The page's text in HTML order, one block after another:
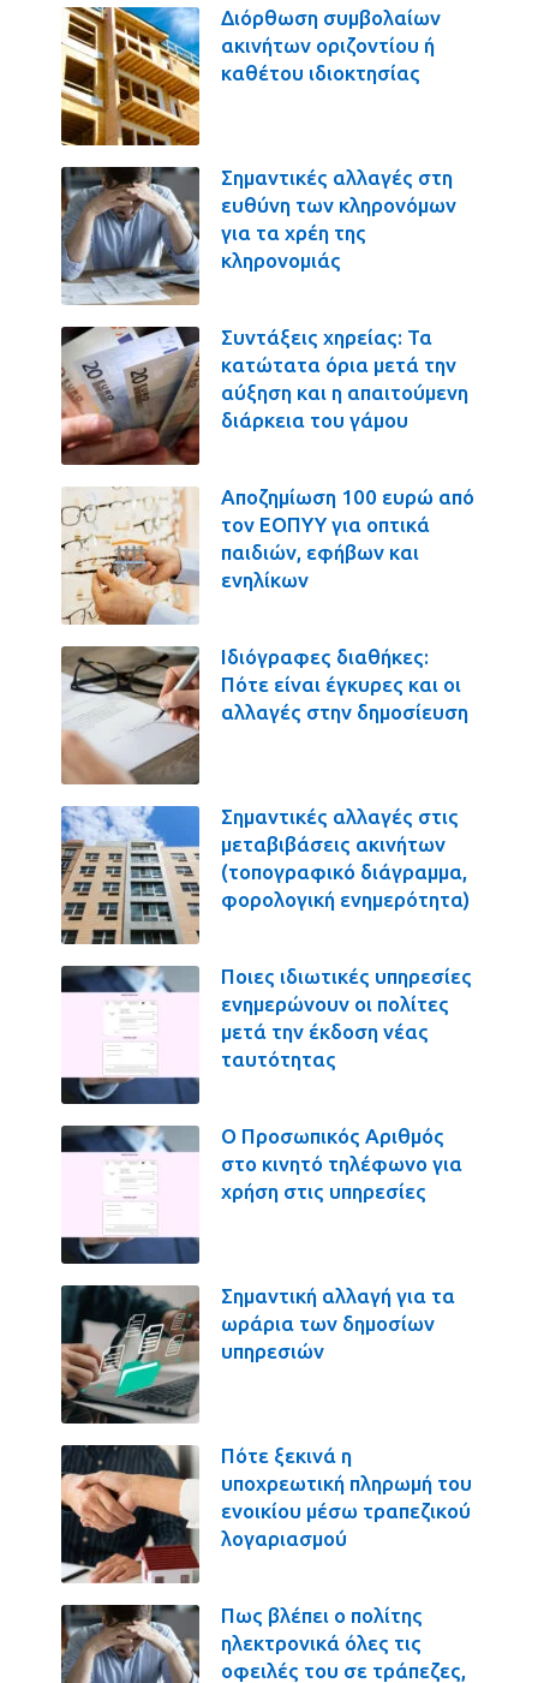
Διόρθωση συμβολαίων
ακινήτων οριζοντίου ή
καθέτου ιδιοκτησίας
Σημαντικές αλλαγές στη
ευθύνη των κληρονόμων
για τα χρέη της
κληρονομιάς
Συντάξεις χηρείας: Τα
κατώτατα όρια μετά την
αύξηση και η απαιτούμενη
διάρκεια του γάμου
Αποζημίωση 100 ευρώ από
τον ΕΟΠΥΥ για οπτικά
παιδιών, εφήβων και
ενηλίκων
Ιδιόγραφες διαθήκες:
Πότε είναι έγκυρες και οι
αλλαγές στην δημοσίευση
Σημαντικές αλλαγές στις
μεταβιβάσεις ακινήτων
(τοπογραφικό διάγραμμα,
φορολογική ενημερότητα)
Ποιες ιδιωτικές υπηρεσίες
ενημερώνουν οι πολίτες
μετά την έκδοση νέας
ταυτότητας
Ο Προσωπικός Αριθμός
στο κινητό τηλέφωνο για
χρήση στις υπηρεσίες
Σημαντική αλλαγή για τα
ωράρια των δημοσίων
υπηρεσιών
Πότε ξεκινά η
υποχρεωτική πληρωμή του
ενοικίου μέσω τραπεζικού
λογαριασμού
Πως βλέπει ο πολίτης
ηλεκτρονικά όλες τις
οφειλές του σε τράπεζες,